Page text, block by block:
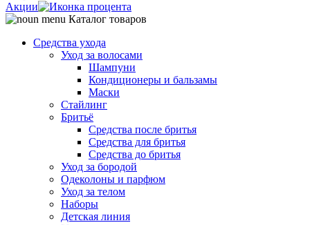
Акции
Каталог товаров
Средства ухода
Уход за волосами
Шампуни
Кондиционеры и бальзамы
Маски
Стайлинг
Бритьё
Средства после бритья
Средства для бритья
Средства до бритья
Уход за бородой
Одеколоны и парфюм
Уход за телом
Наборы
Детская линия